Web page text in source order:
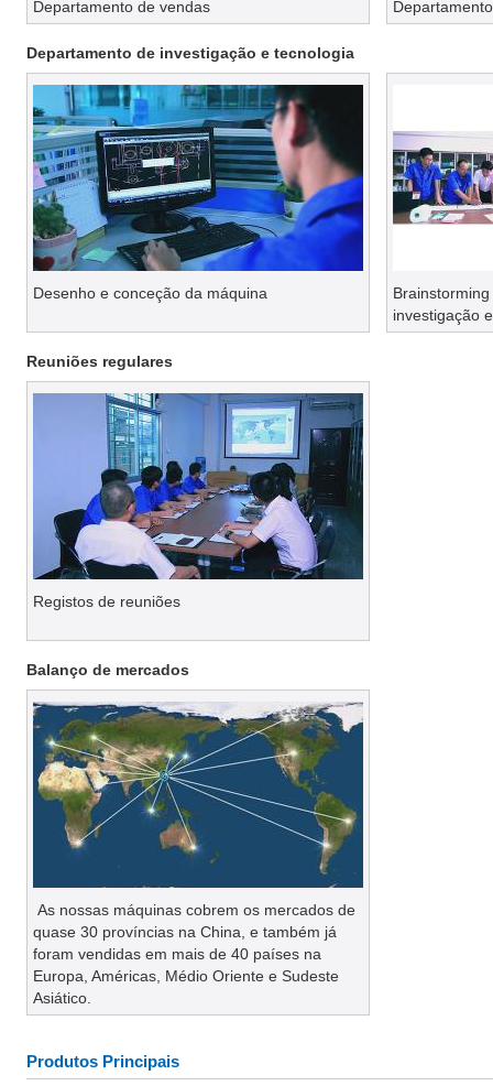
Departamento de vendas
Departamento de investigação e tecnologia
Desenho e conceção da máquina
investigação
Reuniões regulares
Registos de reuniões
Balanço de mercados
As nossas máquinas cobrem os mercados de
quase 30 províncias na China, e também já
foram vendidas em mais de 40 países na
Europa, Américas, Médio Oriente e Sudeste
Asiático.
Produtos Principais